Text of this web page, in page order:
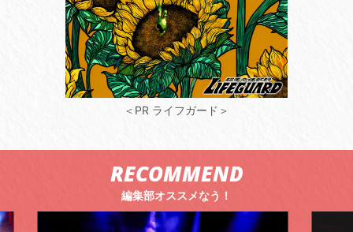
＜PR ライフガード＞
RECOMMEND
編集部オススメなう！